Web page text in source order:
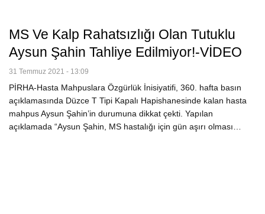
MS Ve Kalp Rahatsızlığı Olan Tutuklu
Aysun Şahin Tahliye Edilmiyor!-VİDEO
31 Temmuz 2021 - 13:09
PİRHA-Hasta Mahpuslara Özgürlük İnisiyatifi, 360. hafta basın
açıklamasında Düzce T Tipi Kapalı Hapishanesinde kalan hasta
mahpus Aysun Şahin’in durumuna dikkat çekti. Yapılan
açıklamada “Aysun Şahin, MS hastalığı için gün aşırı olması…